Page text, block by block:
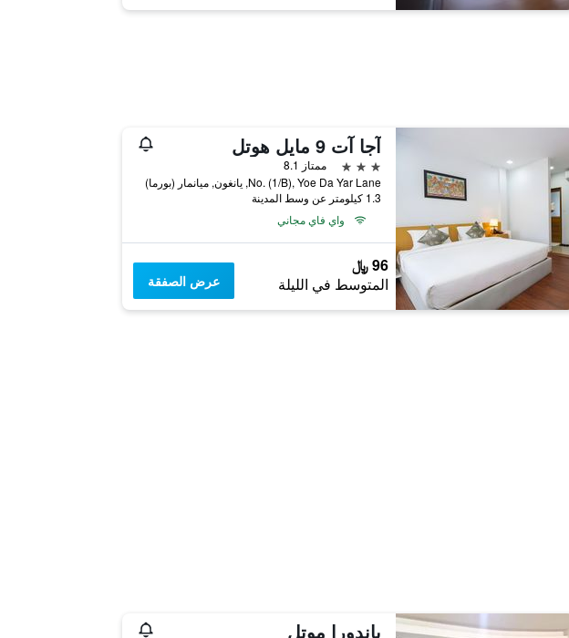
آجا آت 9 مايل هوتل
3 نجوم
ممتاز 8.1
No. (1/B), Yoe Da Yar Lane, يانغون, ميانمار (بورما)
1.3 كيلومتر عن وسط المدينة
واي فاي مجاني
96 ﷼
المتوسط في الليلة عرض الصفقة
باندورا موتل